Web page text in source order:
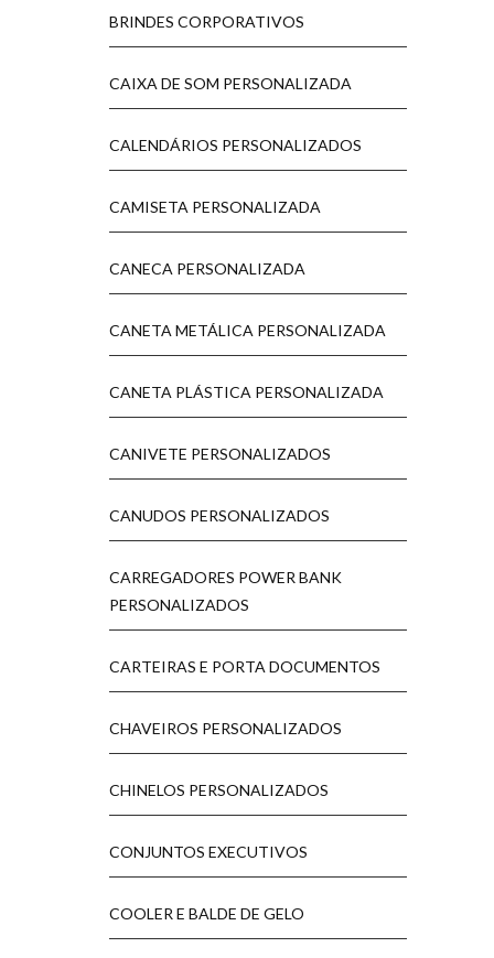
BRINDES CORPORATIVOS
CAIXA DE SOM PERSONALIZADA
CALENDÁRIOS PERSONALIZADOS
CAMISETA PERSONALIZADA
CANECA PERSONALIZADA
CANETA METÁLICA PERSONALIZADA
CANETA PLÁSTICA PERSONALIZADA
CANIVETE PERSONALIZADOS
CANUDOS PERSONALIZADOS
CARREGADORES POWER BANK
PERSONALIZADOS
CARTEIRAS E PORTA DOCUMENTOS
CHAVEIROS PERSONALIZADOS
CHINELOS PERSONALIZADOS
CONJUNTOS EXECUTIVOS
COOLER E BALDE DE GELO